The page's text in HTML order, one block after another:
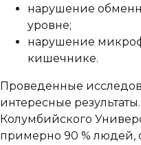
нарушение
уровне;
нарушение
кишечнике.
Проведенные
интересные
Колумбийского
примерно 90 % людей,